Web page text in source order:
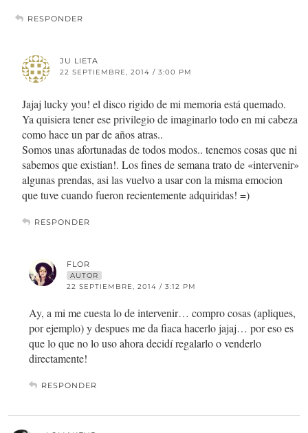
RESPONDER
JU LIETA
22 SEPTIEMBRE, 2014 / 3:00 PM
Jajaj lucky you! el disco rigido de mi memoria está quemado.
Ya quisiera tener ese privilegio de imaginarlo todo en mi cabeza
como hace un par de años atras..
Somos unas afortunadas de todos modos.. tenemos cosas que ni
sabemos que existian!. Los fines de semana trato de «intervenir»
algunas prendas, asi las vuelvo a usar con la misma emocion
que tuve cuando fueron recientemente adquiridas! =)
RESPONDER
FLOR
AUTOR
22 SEPTIEMBRE, 2014 / 3:12 PM
Ay, a mi me cuesta lo de intervenir… compro cosas (apliques,
por ejemplo) y despues me da fiaca hacerlo jajaj… por eso es
que lo que no lo uso ahora decidí regalarlo o venderlo
directamente!
RESPONDER